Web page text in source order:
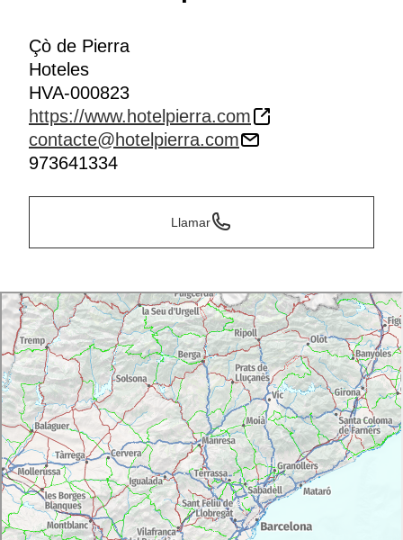
Çò de Pierra
Hoteles
HVA-000823
https://www.hotelpierra.com
contacte@hotelpierra.com
973641334
Llamar